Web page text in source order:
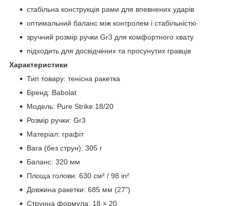
стабільна конструкція рами для впевнених ударів
оптимальний баланс між контролем і стабільністю
зручний розмір ручки Gr3 для комфортного хвату
підходить для досвідчених та просунутих гравців
Характеристики
Тип товару: тенісна ракетка
Бренд: Babolat
Модель: Pure Strike 18/20
Розмір ручки: Gr3
Матеріал: графіт
Вага (без струн): 305 г
Баланс: 320 мм
Площа голови: 630 см² / 98 in²
Довжина ракетки: 685 мм (27")
Струнна формула: 18 × 20